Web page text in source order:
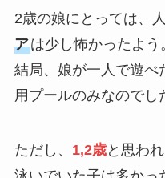
2歳の娘にとっては、
アは少し怖かったよう
結局、娘が一人で遊べ
用プールのみなのでし
ただし、 1,2歳と思わ